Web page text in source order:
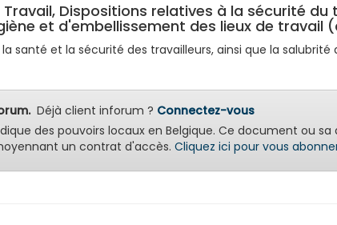
Travail, Dispositions relatives à la sécurité
et d'embellissement des lieux de travail
la santé et la sécurité des travailleurs, ainsi que la
Déjà client inforum ? Connectez-vous
des pouvoirs locaux en Belgique. Ce document ou
un contrat d'accès. Cliquez ici pour vous